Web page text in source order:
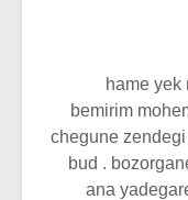
hame yek
bemirim
chegune
bud .
ana